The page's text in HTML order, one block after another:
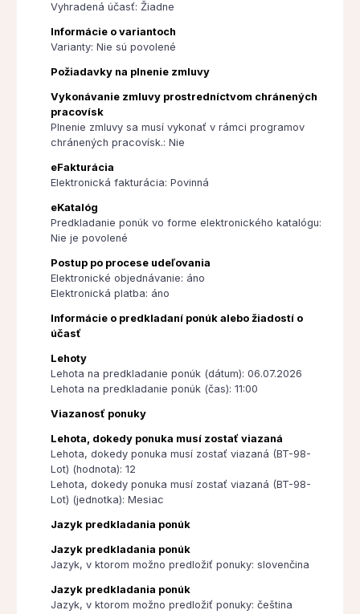
Vyhradená účasť: Žiadne
Informácie o variantoch
Varianty: Nie sú povolené
Požiadavky na plnenie zmluvy
Vykonávanie zmluvy prostredníctvom chránených
pracovísk
Plnenie zmluvy sa musí vykonať v rámci programov
chránených pracovísk.: Nie
eFakturácia
Elektronická fakturácia: Povinná
eKatalóg
Predkladanie ponúk vo forme elektronického katalógu:
Nie je povolené
Postup po procese udeľovania
Elektronické objednávanie: áno
Elektronická platba: áno
Informácie o predkladaní ponúk alebo žiadostí o
účasť
Lehoty
Lehota na predkladanie ponúk (dátum): 06.07.2026
Lehota na predkladanie ponúk (čas): 11:00
Viazanosť ponuky
Lehota, dokedy ponuka musí zostať viazaná
Lehota, dokedy ponuka musí zostať viazaná (BT-98-
Lot) (hodnota): 12
Lehota, dokedy ponuka musí zostať viazaná (BT-98-
Lot) (jednotka): Mesiac
Jazyk predkladania ponúk
Jazyk predkladania ponúk
Jazyk, v ktorom možno predložiť ponuky: slovenčina
Jazyk predkladania ponúk
Jazyk, v ktorom možno predložiť ponuky: čeština